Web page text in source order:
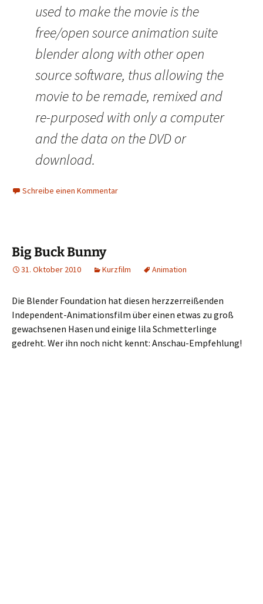
used to make the movie is the
free/open source animation suite
blender along with other open
source software, thus allowing the
movie to be remade, remixed and
re-purposed with only a computer
and the data on the DVD or
download.
Schreibe einen Kommentar
Big Buck Bunny
31. Oktober 2010 Kurzfilm Animation
Die Blender Foundation hat diesen herzzerreißenden
Independent-Animationsfilm über einen etwas zu groß
gewachsenen Hasen und einige lila Schmetterlinge
gedreht. Wer ihn noch nicht kennt: Anschau-Empfehlung!